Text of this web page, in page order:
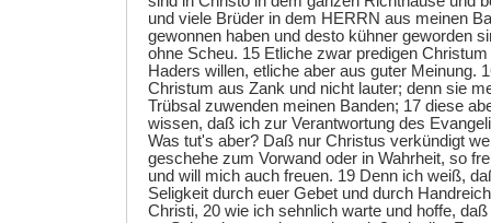
und viele Brüder in dem HERRN aus meinen
gewonnen haben und desto kühner geworden
ohne Scheu. 15 Etliche zwar predigen
Haders willen, etliche aber aus guter Meinung.
Christum aus Zank und nicht lauter; denn sie
Trübsal zuwenden meinen Banden; 17 diese
wissen, daß ich zur Verantwortung des
Was tut's aber? Daß nur Christus verkündigt
geschehe zum Vorwand oder in Wahrheit, so
und will mich auch freuen. 19 Denn ich weiß,
Seligkeit durch euer Gebet und durch
Christi, 20 wie ich sehnlich warte und hoffe,